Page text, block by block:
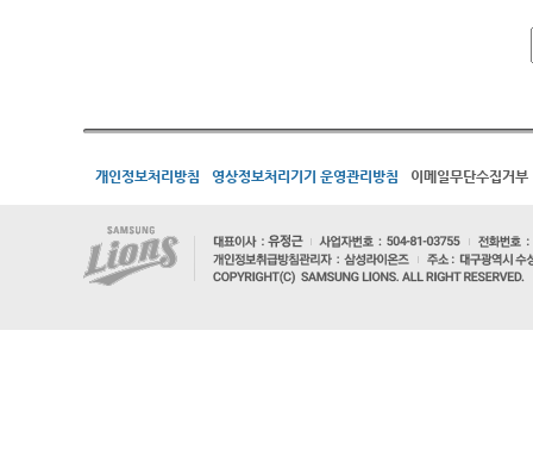
개인정보처리방침 영상정보처리기기 운영관리방침 이메일무단수집거부